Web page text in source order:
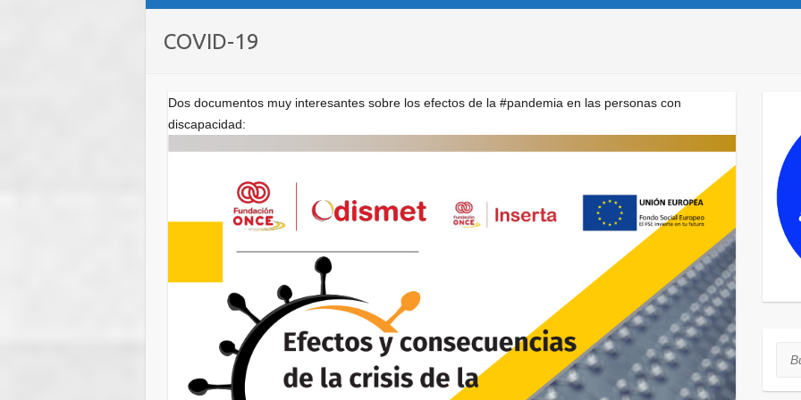
COVID-19
Dos documentos muy interesantes sobre los efectos de la #pandemia en las personas con
discapacidad: